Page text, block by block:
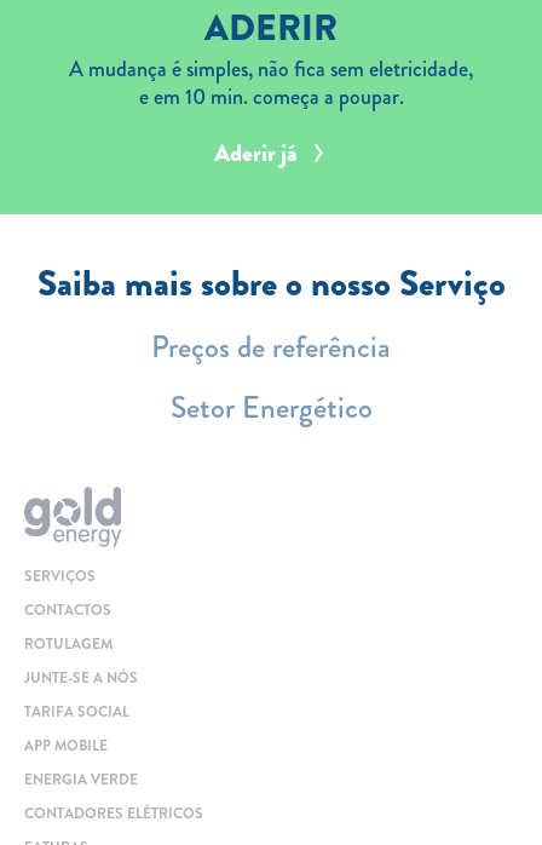
ADERIR
A mudança é simples, não fica sem eletricidade,
e em 10 min. começa a poupar.
Aderir já
Saiba mais sobre o nosso Serviço
Preços de referência
Setor Energético
SERVIÇOS
CONTACTOS
ROTULAGEM
JUNTE-SE A NÓS
TARIFA SOCIAL
APP MOBILE
ENERGIA VERDE
CONTADORES ELÉTRICOS